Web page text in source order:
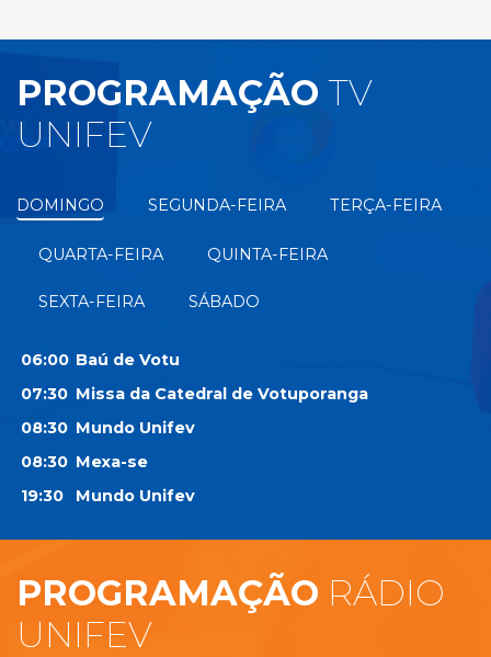
PROGRAMAÇÃO TV
UNIFEV
DOMINGO SEGUNDA-FEIRA TERÇA-FEIRA
QUARTA-FEIRA QUINTA-FEIRA
SEXTA-FEIRA SÁBADO
06:00 Baú de Votu
07:30 Missa da Catedral de Votuporanga
08:30 Mundo Unifev
08:30 Mexa-se
19:30
Mundo Unifev
PROGRAMAÇÃO RÁDIO
UNIFEV